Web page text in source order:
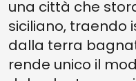
una città che
siciliano, traendo
dalla terra
rende unico il